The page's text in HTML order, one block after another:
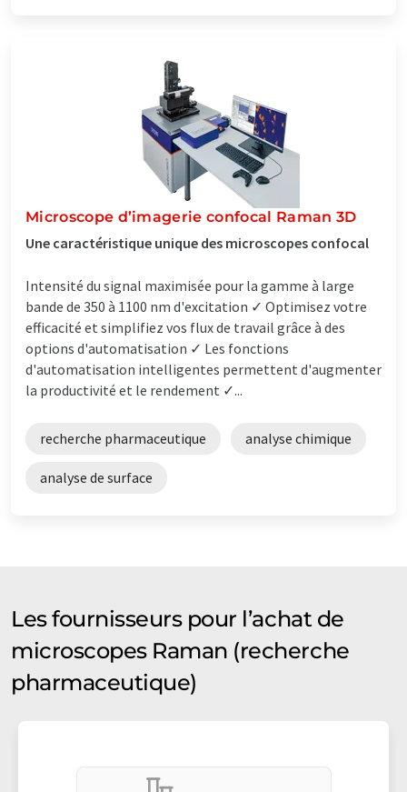
Microscope d’imagerie confocal Raman 3D
Une caractéristique unique des microscopes confocal
Intensité du signal maximisée pour la gamme à large
bande de 350 à 1100 nm d'excitation ✓ Optimisez votre
efficacité et simplifiez vos flux de travail grâce à des
options d'automatisation ✓ Les fonctions
d'automatisation intelligentes permettent d'augmenter
la productivité et le rendement ✓...
recherche pharmaceutique analyse chimique
analyse de surface
Les fournisseurs pour l’achat de
microscopes Raman (recherche
pharmaceutique)